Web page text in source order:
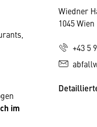
im
Wiedner
1045 Wien
+43 5